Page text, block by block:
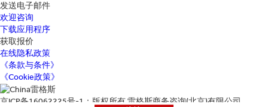
发送电子邮件
欢迎咨询
下载应用程序
获取报价
在线隐私政策
《条款与条件》
《Cookie政策》
京ICP备16062225号-1：版权所有 雷格斯商务咨询(北京)有限公司